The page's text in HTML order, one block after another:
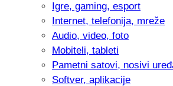
Igre, gaming, esport
Internet, telefonija, mreže
Audio, video, foto
Mobiteli, tableti
Pametni satovi, nosivi
Softver, aplikacije